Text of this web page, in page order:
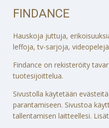
FINDANCE
Hauskoja juttuja,
leffoja, tv-sarjoja,
Findance on rekisteröity
tuotesijoittelua.
Sivustolla käytetään
parantamiseen. Sivustoa
tallentamisen laitteellesi.